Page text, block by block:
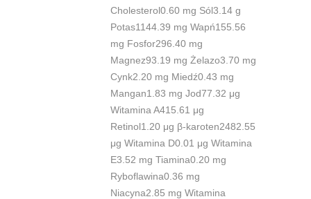
Cholesterol0.60 mg Sól3.14 g
Potas1144.39 mg Wapń155.56
mg Fosfor296.40 mg
Magnez93.19 mg Żelazo3.70 mg
Cynk2.20 mg Miedź0.43 mg
Mangan1.83 mg Jod77.32 μg
Witamina A415.61 μg
Retinol1.20 μg β-karoten2482.55
μg Witamina D0.01 μg Witamina
E3.52 mg Tiamina0.20 mg
Ryboflawina0.36 mg
Niacyna2.85 mg Witamina